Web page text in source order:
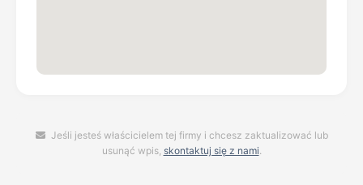
Jeśli jesteś właścicielem tej firmy i chcesz zaktualizować lub
usunąć wpis, skontaktuj się z nami.